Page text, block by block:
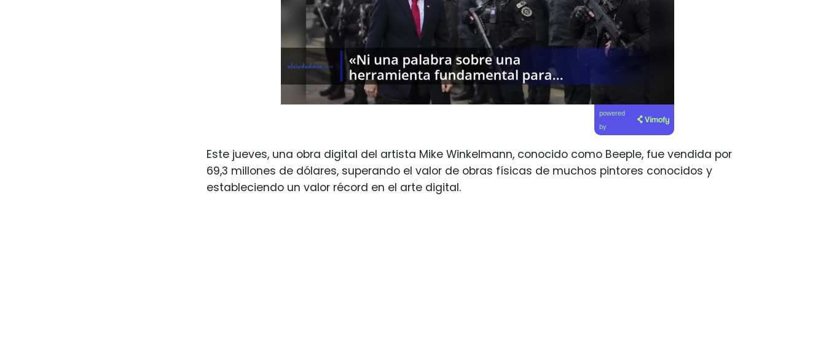
powered
by
Este jueves, una obra digital del artista Mike Winkelmann, conocido como Beeple, fue vendida por
69,3 millones de dólares, superando el valor de obras físicas de muchos pintores conocidos y
estableciendo un valor récord en el arte digital.